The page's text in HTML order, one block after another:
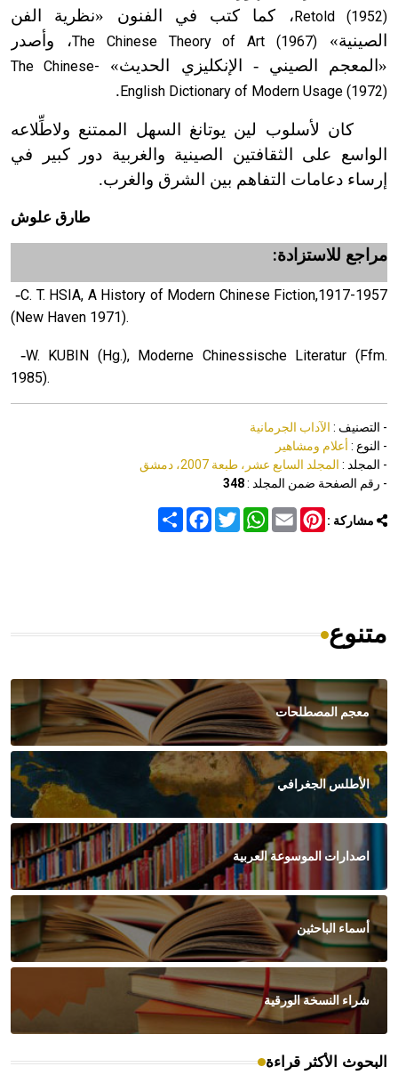
Retold (1952) ، كما كتب في الفنون «نظرية الفن
الصينية» The Chinese Theory of Art (1967)، وأصدر
«المعجم الصيني - الإنكليزي الحديث»
The Chinese-
English Dictionary of Modern Usage (1972)
.
كان لأسلوب لين يوتانغ السهل الممتنع ولاطِّلاعه
الواسع على الثقافتين الصينية والغربية دور كبير في
إرساء دعامات التفاهم بين الشرق والغرب.
طارق علوش
مراجع للاستزادة:
-C. T. HSIA, A History of Modern Chinese Fiction,1917-1957
(New Haven 1971).
-W. KUBIN (Hg.), Moderne Chinessische Literatur (Ffm.
1985).
- التصنيف : الآداب الجرمانية
- النوع : أعلام ومشاهير
- المجلد : المجلد السابع عشر، طبعة 2007، دمشق
- رقم الصفحة ضمن المجلد :348
مشاركة : Share
FacebookTwitter
WhatsAppEmail
Pinterest
متنوع
معجم المصطلحات
الأطلس الجغرافي
اصدارات الموسوعة العربية
أسماء الباحثين
شراء النسخة الورقية
البحوث الأكثر قراءة